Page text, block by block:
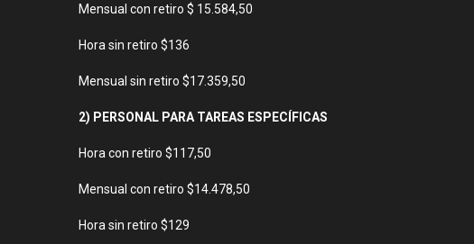
Mensual con retiro $ 15.584,50
Hora sin retiro $136
Mensual sin retiro $17.359,50
2) PERSONAL PARA TAREAS ESPECÍFICAS
Hora con retiro $117,50
Mensual con retiro $14.478,50
Hora sin retiro $129